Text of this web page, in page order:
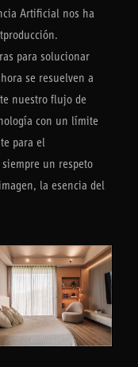
Artificial nos ha
para solucionar
se resuelven a
nuestro flujo de
con un límite
para el
un respeto
la esencia del